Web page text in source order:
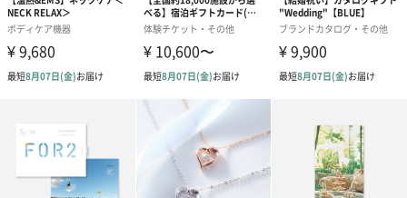
シーズンブーケ（ひま
わり）（1,880円）
ブーケ（ホワイトグリ
ーン）（1,650円）
ブーケ（ピン
（1,650円）
ドライフラワー・プリザーブドフラワー
自然のお花で作ったドライフラワー・プリザーブドフラワーを同
梱します。
一部花材が写真と異なる場合がございます。予めご了承くださ
い。パッケージに入れてお届けします。